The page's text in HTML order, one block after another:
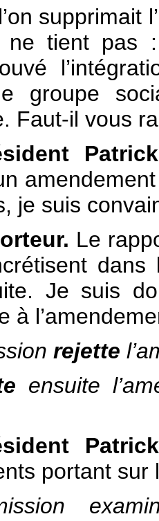
supprimait
ne tient pas
groupe
Faut-il vous
je suis
Le
Je suis
à
rejette
ensuite
portant sur